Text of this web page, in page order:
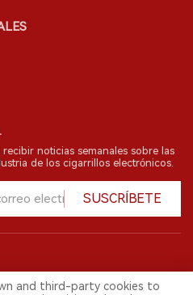
noticias semanales sobre las
de los cigarrillos electrónicos.
SUSCRÍBETE
Co.,Ltd. Todos los derechos
and third-party cookies to